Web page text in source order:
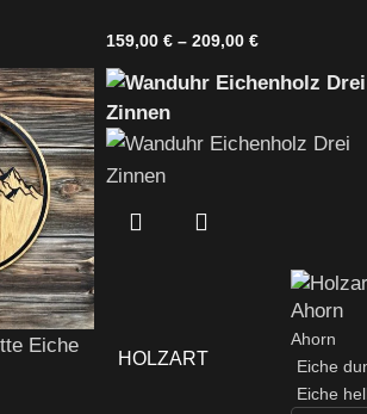
159,00 € – 209,00 €
HOLZART
Ahorn
Eiche
Eiche